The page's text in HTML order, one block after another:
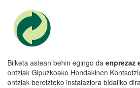
Bilketa astean behin egingo da enprezaz
ontziak Gipuzkoako Hondakinen
ontziak bereizteko instalaziora bidaliko